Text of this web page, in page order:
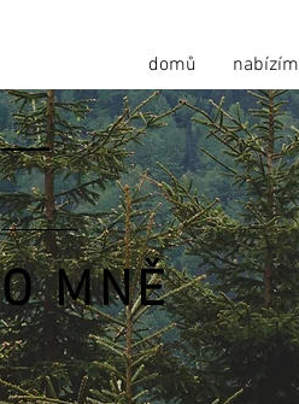
domů nabízím
O MNĚ